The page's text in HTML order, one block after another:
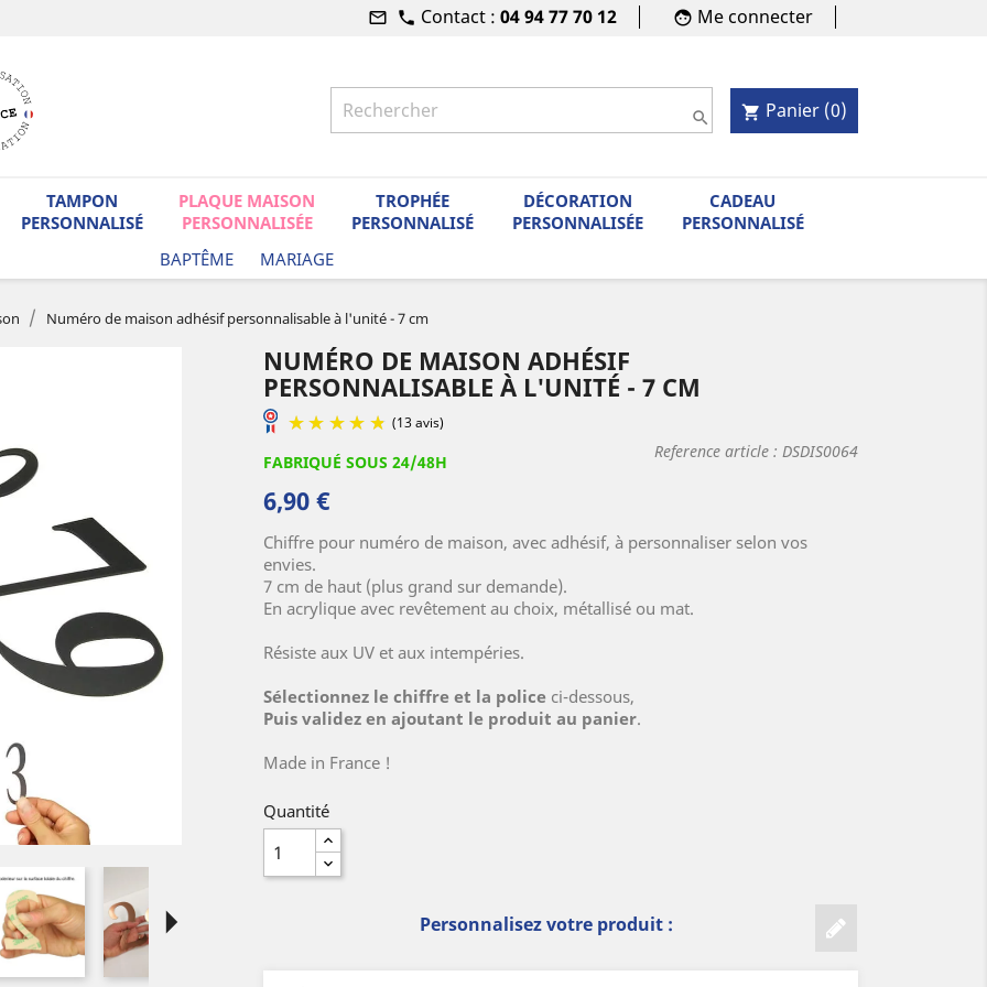
mail_outline phone Contact : 04 94 77 70 12 face Me connecter
 shopping_cart Panier (0)
TAMPON
PERSONNALISÉ
PLAQUE MAISON
PERSONNALISÉE
TROPHÉE
PERSONNALISÉ
DÉCORATION
PERSONNALISÉE
CADEAU
PERSONNALISÉ
BAPTÊME
MARIAGE
Numéro de maison adhésif personnalisable à l'unité - 7 cm
arrow_right
NUMÉRO DE MAISON ADHÉSIF
PERSONNALISABLE À L'UNITÉ - 7 CM
FABRIQUÉ SOUS 24/48H
Reference article : DSDIS0064
6,90 €
Chiffre pour numéro de maison, avec adhésif, à personnaliser selon vos
envies.
7 cm de haut (plus grand sur demande).
En acrylique avec revêtement au choix, métallisé ou mat.
Résiste aux UV et aux intempéries.
Sélectionnez le chiffre et la police ci-dessous,
Puis validez en ajoutant le produit au panier.
Made in France !
Quantité
Personnalisez votre produit :